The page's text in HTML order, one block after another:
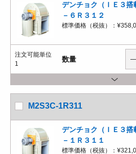
デンチョク（ＩＥ３
－６Ｒ３１２
標準価格（税抜）：
注文可能単位
1
数量
M2S3C-1R311
デンチョク（ＩＥ３
－１Ｒ３１１
標準価格（税抜）：